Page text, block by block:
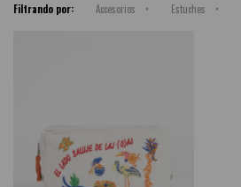
Filtrando por: Accesorios Estuches